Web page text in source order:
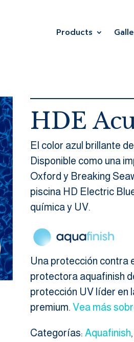
Products
HDE
El color azul brillante
Disponible como una
Oxford y Breaking
piscina HD Electric
química y UV.
Una protección contra
protectora aquafinish
protección UV líder en
premium. Vea más
Categorías: Aquafinish,